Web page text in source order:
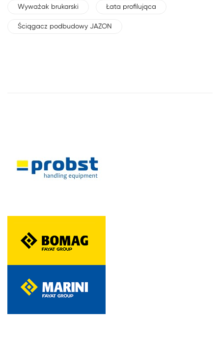
Wyważak brukarski Łata profilująca
Ściągacz podbudowy JAZON